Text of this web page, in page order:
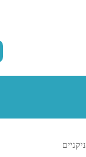
ניקניים